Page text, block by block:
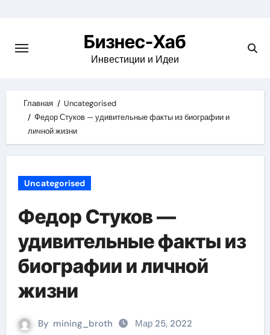
content
Бизнес-Хаб
Инвестиции и Идеи
Главная
Uncategorised
Федор Стуков — удивительные факты из биографии и
личной жизни
Uncategorised
Федор Стуков —
удивительные факты из
биографии и личной
жизни
By mining_broth Мар 25, 2022